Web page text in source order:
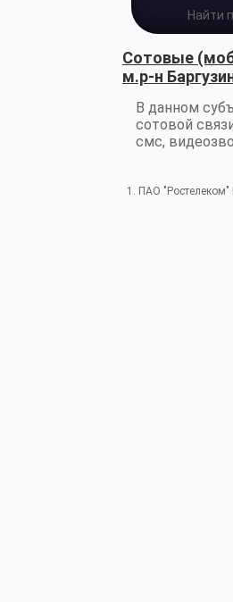
Найти
Сотовые
м.р-н
В данном
сотовой
смс,
1. ПАО